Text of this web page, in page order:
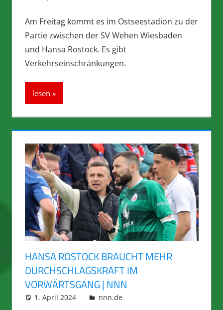
Am Freitag kommt es im Ostseestadion zu der
Partie zwischen der SV Wehen Wiesbaden
und Hansa Rostock. Es gibt
Verkehrseinschränkungen.
lesen
HANSA ROSTOCK BRAUCHT MEHR
DURCHSCHLAGSKRAFT IM
VORWÄRTSGANG | NNN
1. April 2024 integromat
nnn.de